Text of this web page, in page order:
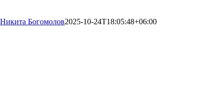
Никита Богомолов2025-10-24T18:05:48+06:00